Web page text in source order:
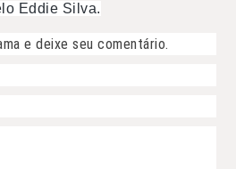
Eddie Silva.
e deixe seu comentário.